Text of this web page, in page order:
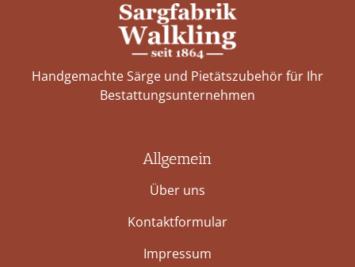
Handgemachte Särge und Pietätszubehör für Ihr
Bestattungs­unternehmen
Allgemein
Über uns
Kontaktformular
Impressum